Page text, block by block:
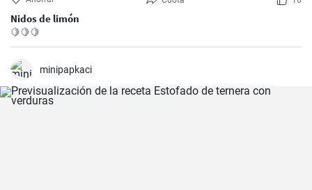
Nidos de limón
🍋🍋🍋
minipapkaci